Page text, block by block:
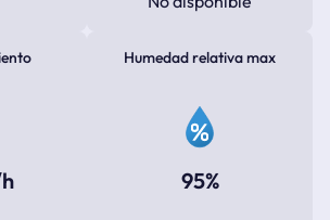
Humedad relativa max
95%